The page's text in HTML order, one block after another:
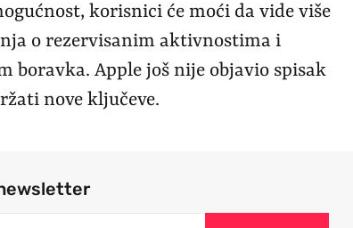
korisnici će moći da vide više
o rezervisanim aktivnostima i
boravka. Apple još nije objavio spisak
nove ključeve.